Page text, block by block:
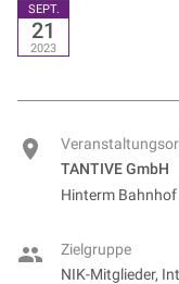
SEPT.
21
2023
TANTIVE GmbH
Hinterm
Zielgruppe
NIK-Mitglieder,